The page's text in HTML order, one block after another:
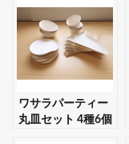
ワサラパーティー
丸皿セット 4種6個